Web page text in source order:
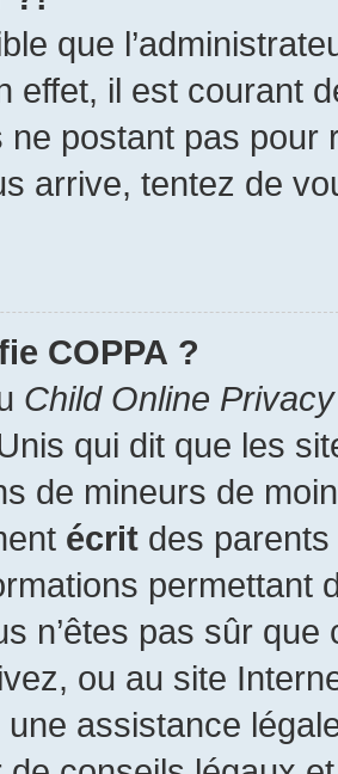
que
effet, il est courant
ne postant pas pour
arrive, tentez de
COPPA ?
Child Online
qui dit que les
de mineurs de
écrit des parents
permettant
n’êtes pas sûr
ou au site
assistance